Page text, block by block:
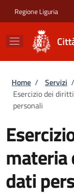
Regione Liguria
Briciole
Home / Servizi /
Esercizio dei
personali
materia
dati